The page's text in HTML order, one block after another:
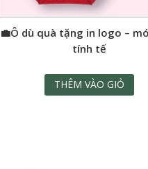
💼Ô dù quà tặng in logo –
tính tế
THÊM VÀO GIỎ